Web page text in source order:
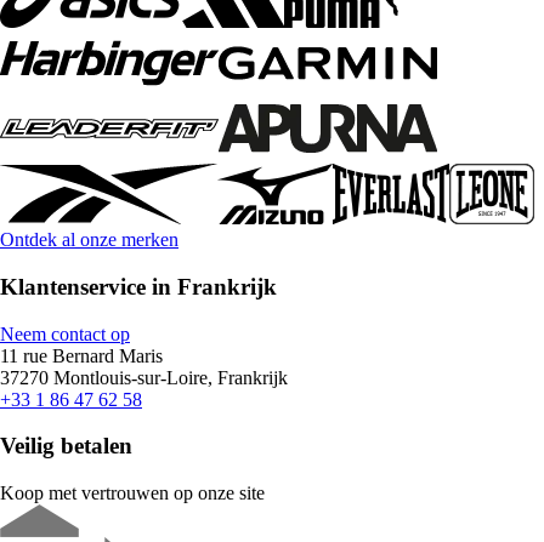
Ontdek al onze merken
Klantenservice in Frankrijk
Neem contact op
11 rue Bernard Maris
37270 Montlouis-sur-Loire, Frankrijk
+33 1 86 47 62 58
Veilig betalen
Koop met vertrouwen op onze site